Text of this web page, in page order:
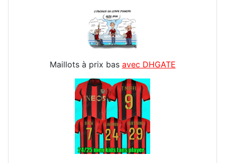
Maillots à prix bas avec DHGATE